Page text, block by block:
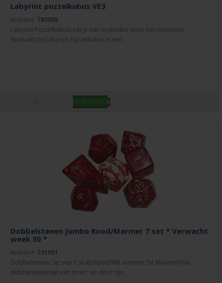
Labyrint puzzelkubus VE3
Artikelnr: 785058
Labyrint PuzzelkubusLaat je niet misleiden door het compacte
formaat! De Labyrint Puzzelkubus is een..
Dobbelstenen Jumbo Rood/Marmer 7 set * Verwacht
week 30 *
Artikelnr: 731951
Dobbelstenen Set van 7 stuks Rood/Wit marmer De Marmerlook
dobbelstenenset valt direct op door zijn ..